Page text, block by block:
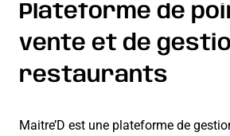
Plateforme de
vente et de
restaurants
Maitre’D est une plateforme de